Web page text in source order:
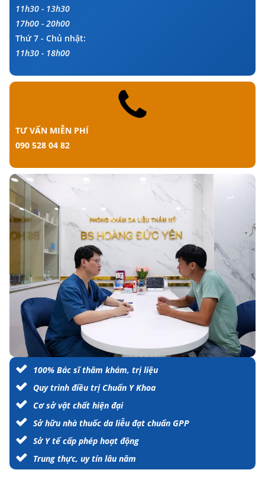
11h30 - 13h30
17h00 - 20h00
Thứ 7 - Chủ nhật:
11h30 - 18h00
TƯ VẤN MIỄN PHÍ
090 528 04 82
100% Bác sĩ thăm khám, trị liệu
Quy trình điều trị Chuẩn Y Khoa
Cơ sở vật chất hiện đại
Sở hữu nhà thuốc da liễu đạt chuẩn GPP
Sở Y tế cấp phép hoạt động
Trung thực, uy tín lâu năm